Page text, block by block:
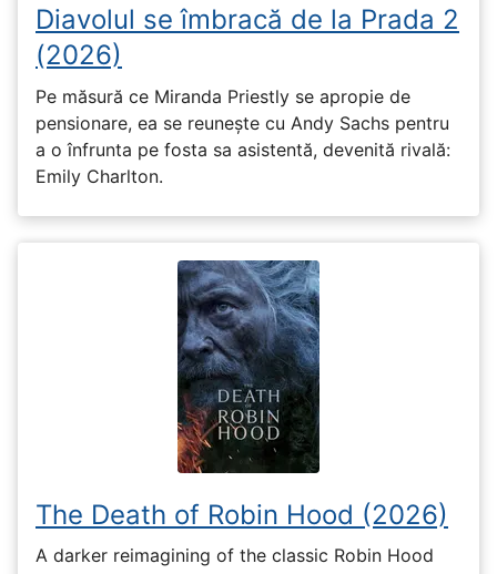
Diavolul se îmbracă de la Prada 2
(2026)
Pe măsură ce Miranda Priestly se apropie de
pensionare, ea se reunește cu Andy Sachs pentru
a o înfrunta pe fosta sa asistentă, devenită rivală:
Emily Charlton.
The Death of Robin Hood (2026)
A darker reimagining of the classic Robin Hood